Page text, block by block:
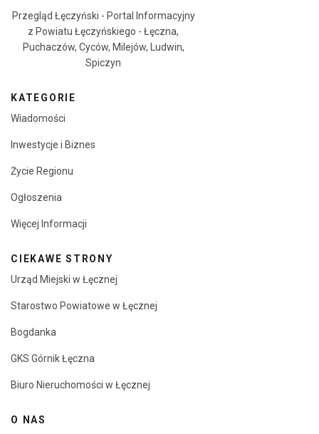
Przegląd Łęczyński - Portal Informacyjny
z Powiatu Łęczyńskiego - Łęczna,
Puchaczów, Cyców, Milejów, Ludwin,
Spiczyn
KATEGORIE
Wiadomości
Inwestycje i Biznes
Życie Regionu
Ogłoszenia
Więcej Informacji
CIEKAWE STRONY
Urząd Miejski w Łęcznej
Starostwo Powiatowe w Łęcznej
Bogdanka
GKS Górnik Łęczna
Biuro Nieruchomości w Łęcznej
O NAS